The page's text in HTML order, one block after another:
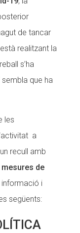
de tancar
realitzant la
s’ha
que ha
les
a
recull amb
mesures de
i
següents: